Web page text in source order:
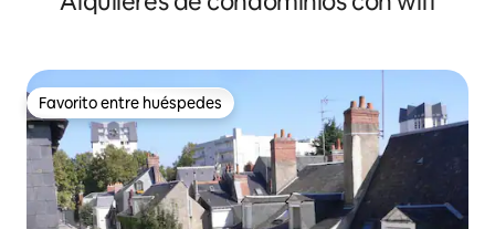
Favorito entre huéspedes
Favorito entre huéspedes